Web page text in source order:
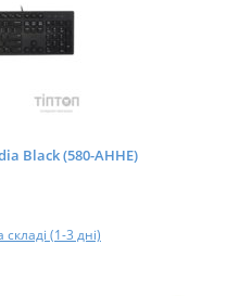
Black (580-AHHE)
складі (1-3 дні)